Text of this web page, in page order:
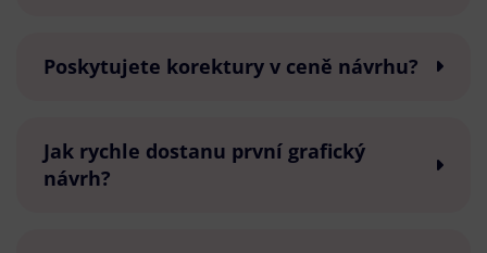
Poskytujete korektury v ceně návrhu?
Jak rychle dostanu první grafický
návrh?